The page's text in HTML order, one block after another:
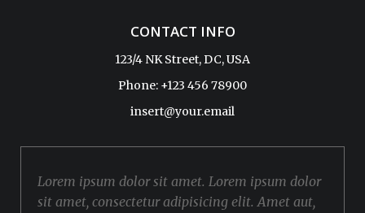
CONTACT INFO
123/4 NK Street, DC, USA
Phone: +123 456 78900
insert@your.email
Lorem ipsum dolor sit amet. Lorem ipsum dolor
sit amet, consectetur adipisicing elit. Amet aut,